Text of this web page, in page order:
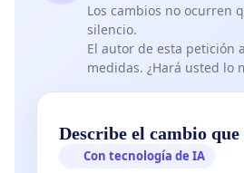
Los cambios no ocurren
silencio.
El autor de esta petición
medidas. ¿Hará usted lo
Describe el cambio
Con tecnología de IA